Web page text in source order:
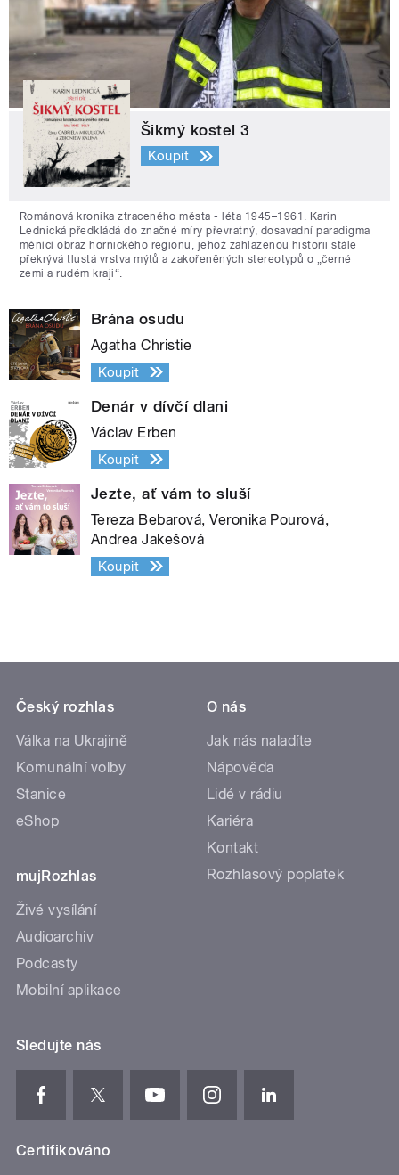
Šikmý kostel 3
Koupit
Románová kronika ztraceného města - léta 1945–1961. Karin
Lednická předkládá do značné míry převratný, dosavadní paradigma
měnící obraz hornického regionu, jehož zahlazenou historii stále
překrývá tlustá vrstva mýtů a zakořeněných stereotypů o „černé
zemi a rudém kraji“.
Brána osudu
Agatha Christie
Koupit
Denár v dívčí dlani
Václav Erben
Koupit
Jezte, ať vám to sluší
Tereza Bebarová, Veronika Pourová,
Andrea Jakešová
Koupit
Český rozhlas
Válka na Ukrajině
Komunální volby
Stanice
eShop
mujRozhlas
Živé vysílání
Audioarchiv
Podcasty
Mobilní aplikace
O nás
Jak nás naladíte
Nápověda
Lidé v rádiu
Kariéra
Kontakt
Rozhlasový poplatek
Sledujte nás
Certifikováno